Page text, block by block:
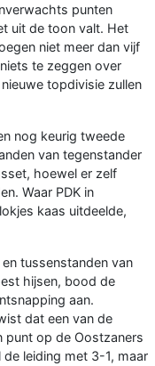
punten
uit de toon valt. Het
niet meer dan vijf
te zeggen over
topdivisie zullen
nog keurig tweede
van tegenstander
hoewel er zelf
Waar PDK in
kaas uitdeelde,
tussenstanden van
hijsen, bood de
aan.
dat een van de
punt op de Oostzaners
leiding met 3-1, maar